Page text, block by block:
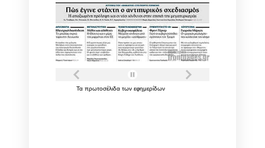
Τα πρωτοσέλιδα των εφημερίδων